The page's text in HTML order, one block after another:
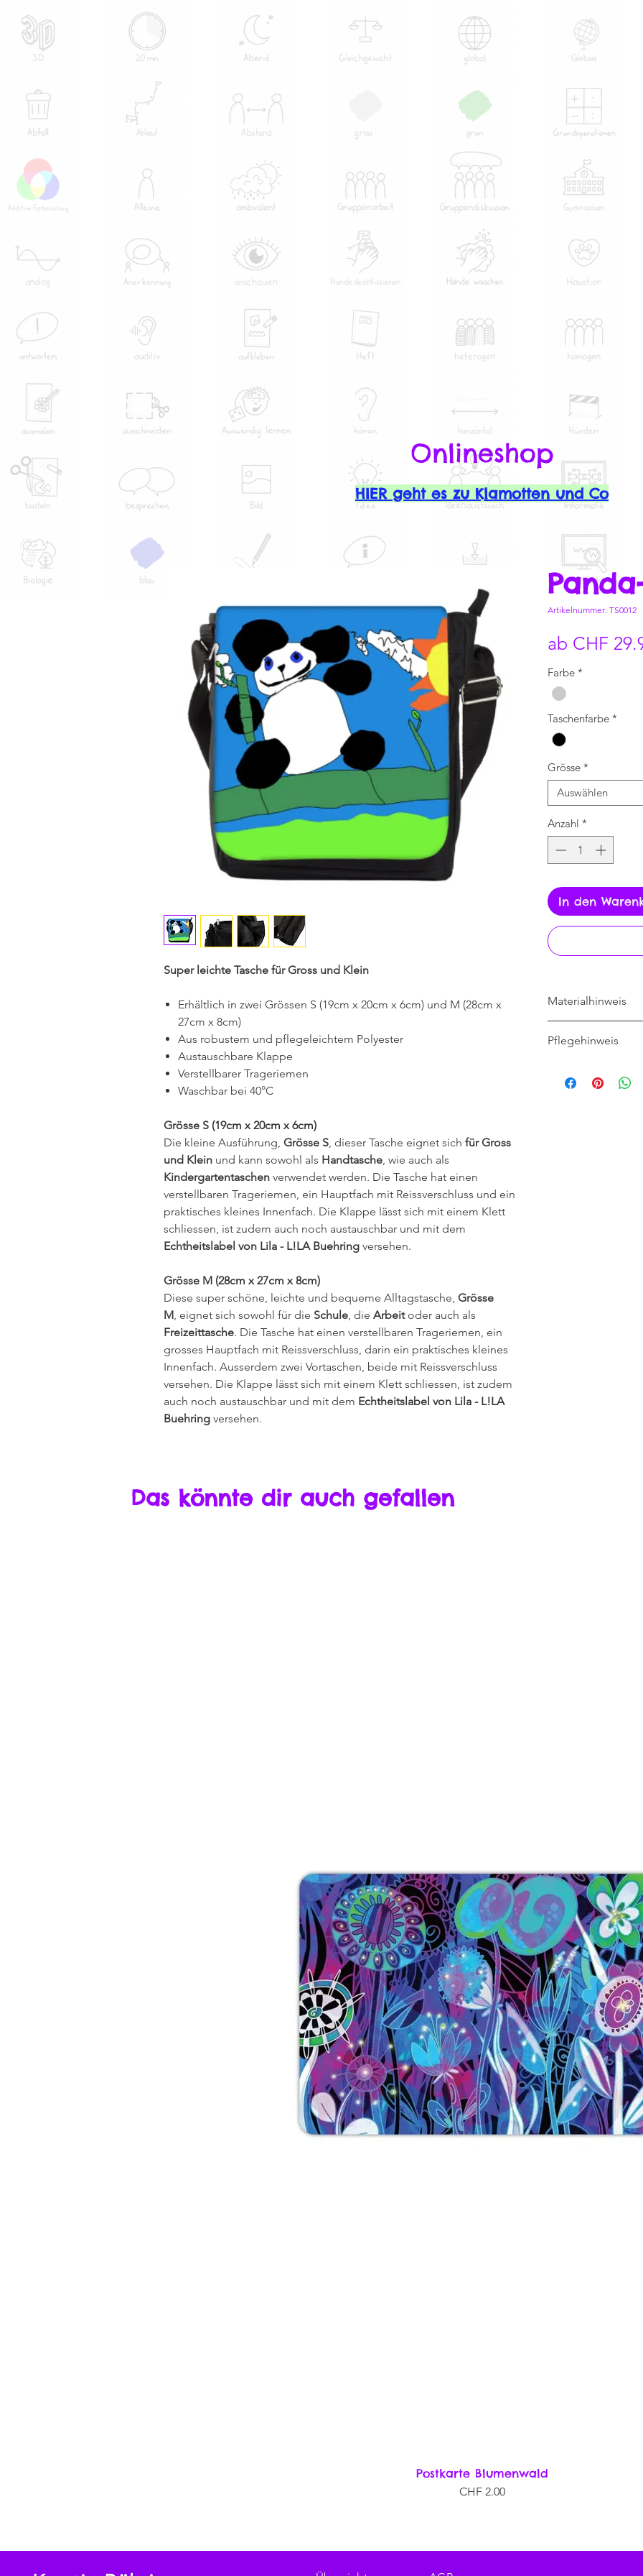
Onlineshop
HIER geht es zu Klamotten und Co
Super leichte Tasche für Gross und Klein
Erhältlich in zwei Grössen S (19cm x 20cm x 6cm) und M (28cm x
27cm x 8cm)
Aus robustem und pflegeleichtem Polyester
Austauschbare Klappe
Verstellbarer Trageriemen
Waschbar bei 40°C
Grösse S (19cm x 20cm x 6cm)
Die kleine Ausführung, Grösse S, dieser Tasche eignet sich für Gross
und Klein und kann sowohl als Handtasche, wie auch als
Kindergartentaschen verwendet werden. Die Tasche hat einen
verstellbaren Trageriemen, ein Hauptfach mit Reissverschluss und ein
praktisches kleines Innenfach. Die Klappe lässt sich mit einem Klett
schliessen, ist zudem auch noch austauschbar und mit dem
Echtheitslabel von Lila - L!LA Buehring versehen.
Grösse M (28cm x 27cm x 8cm)
Diese super schöne, leichte und bequeme Alltagstasche, Grösse
M, eignet sich sowohl für die Schule, die Arbeitoder auch als
Freizeittasche. Die Tasche hat einen verstellbaren Trageriemen, ein
grosses Hauptfach mit Reissverschluss, darin ein praktisches kleines
Innenfach. Ausserdem zwei Vortaschen, beide mit Reissverschluss
versehen. Die Klappe lässt sich mit einem Klett schliessen, ist zudem
auch noch austauschbar und mit dem Echtheitslabel von Lila - L!LA
Buehring versehen.
Artikelnummer: TS0012
ab CHF
Farbe *
Taschenfarbe *
Grösse *
Auswählen
Anzahl *
In den
Materialhinweis
schnell und
Baumwollstoffe.
Pflegehinweis
Trocknet schnell
Das könnte dir auch gefallen
Schnellansicht
Postkarte Blumenwald
Preis
CHF 2.00